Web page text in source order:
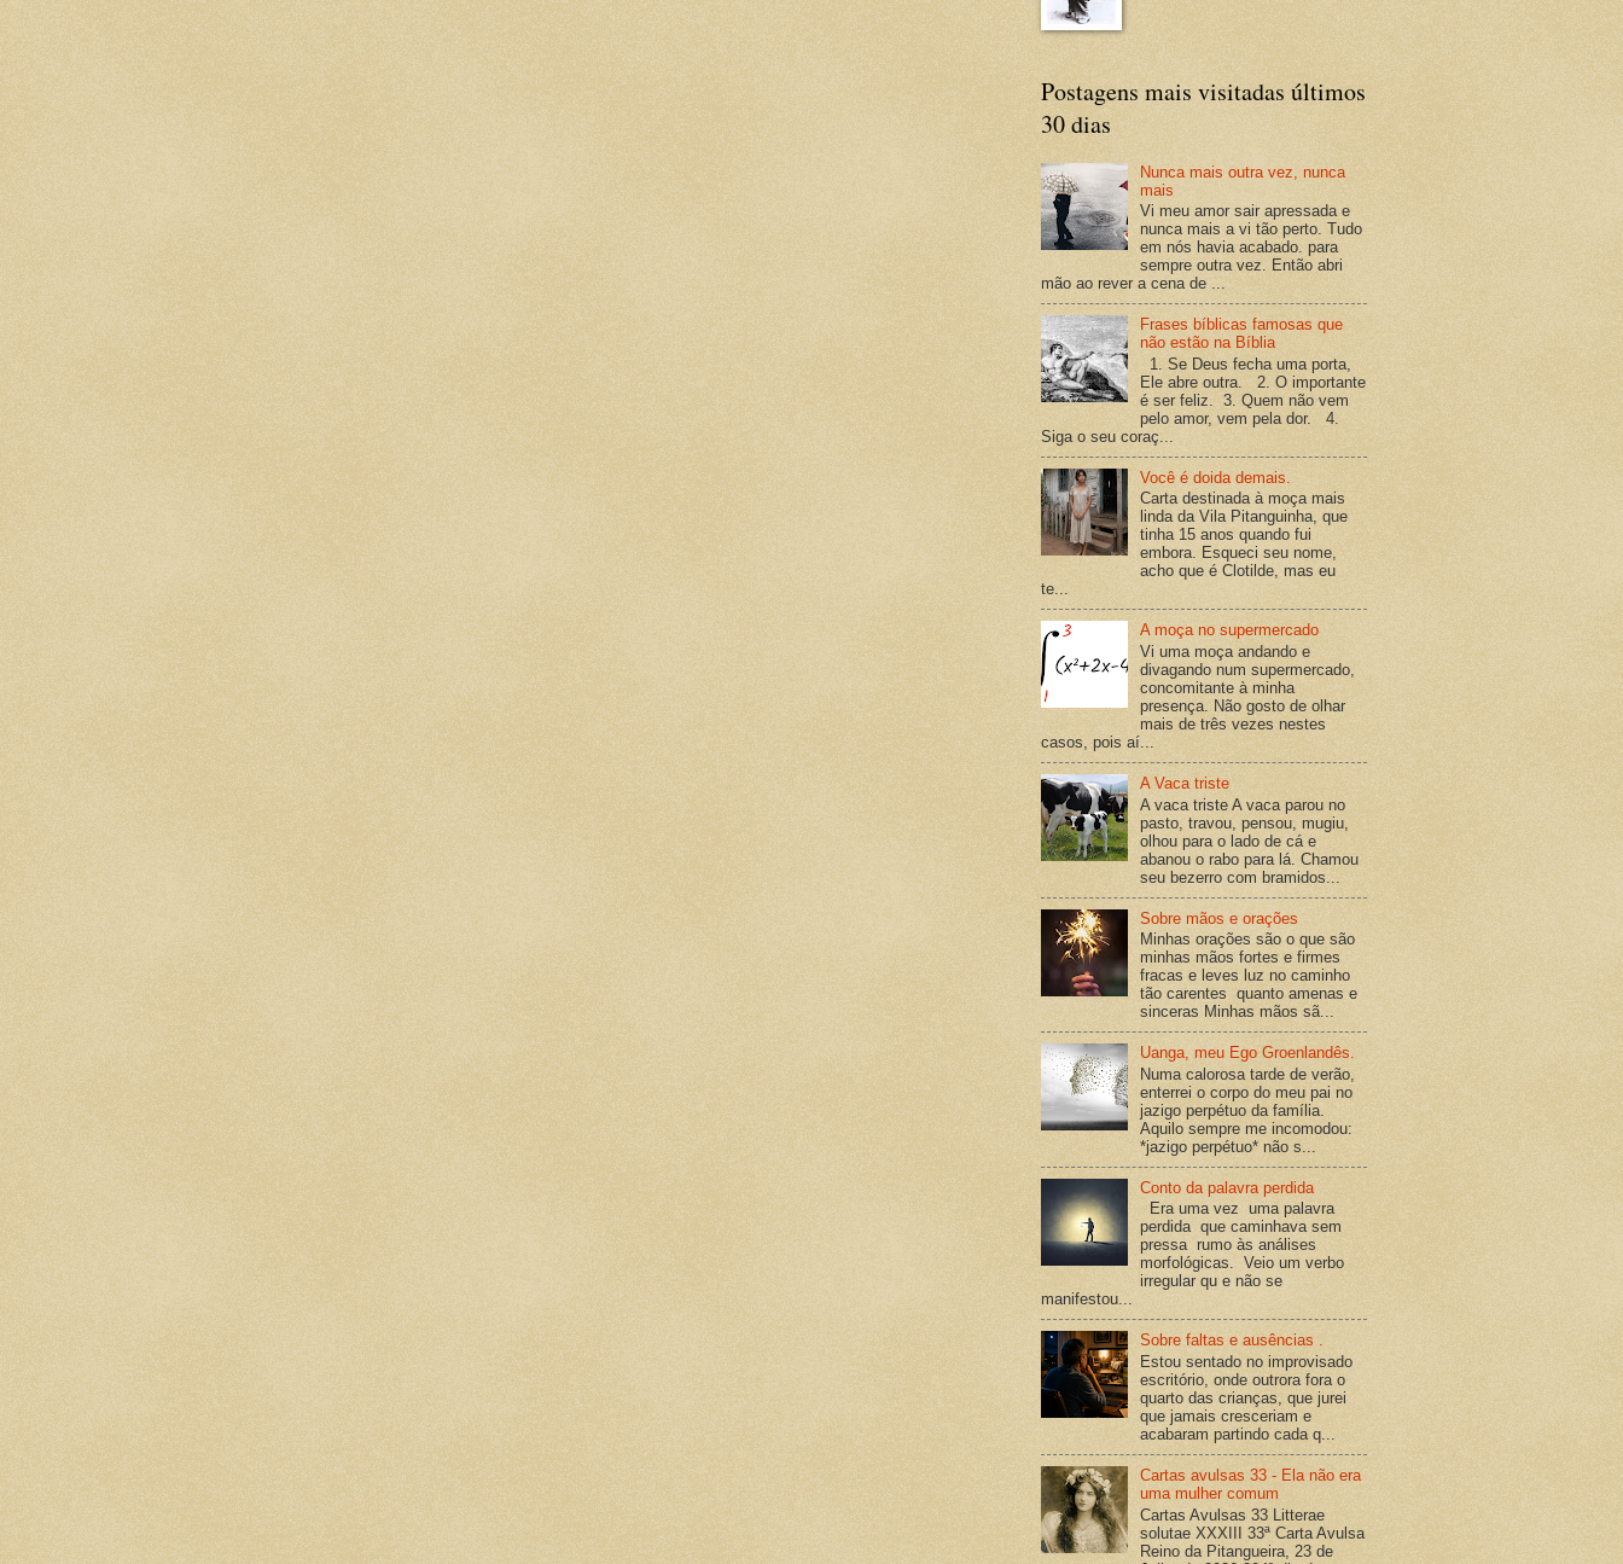
Postagens mais visitadas últimos
30 dias
Nunca mais outra vez, nunca
mais
Vi meu amor sair apressada e
nunca mais a vi tão perto. Tudo
em nós havia acabado. para
sempre outra vez. Então abri
mão ao rever a cena de ...
Frases bíblicas famosas que
não estão na Bíblia
1. Se Deus fecha uma porta,
Ele abre outra. 2. O importante
é ser feliz. 3. Quem não vem
pelo amor, vem pela dor. 4.
Siga o seu coraç...
Você é doida demais.
Carta destinada à moça mais
linda da Vila Pitanguinha, que
tinha 15 anos quando fui
embora. Esqueci seu nome,
acho que é Clotilde, mas eu
te...
A moça no supermercado
Vi uma moça andando e
divagando num supermercado,
concomitante à minha
presença. Não gosto de olhar
mais de três vezes nestes
casos, pois aí...
A Vaca triste
A vaca triste A vaca parou no
pasto, travou, pensou, mugiu,
olhou para o lado de cá e
abanou o rabo para lá. Chamou
seu bezerro com bramidos...
Sobre mãos e orações
Minhas orações são o que são
minhas mãos fortes e firmes
fracas e leves luz no caminho
tão carentes quanto amenas e
sinceras Minhas mãos sã...
Uanga, meu Ego Groenlandês.
Numa calorosa tarde de verão,
enterrei o corpo do meu pai no
jazigo perpétuo da família.
Aquilo sempre me incomodou:
*jazigo perpétuo* não s...
Conto da palavra perdida
Era uma vez uma palavra
perdida que caminhava sem
pressa rumo às análises
morfológicas. Veio um verbo
irregular qu e não se
manifestou...
Sobre faltas e ausências .
Estou sentado no improvisado
escritório, onde outrora fora o
quarto das crianças, que jurei
que jamais cresceriam e
acabaram partindo cada q...
Cartas avulsas 33 - Ela não era
uma mulher comum
Cartas Avulsas 33 Litterae
solutae XXXIII 33ª Carta Avulsa
Reino da Pitangueira, 23 de